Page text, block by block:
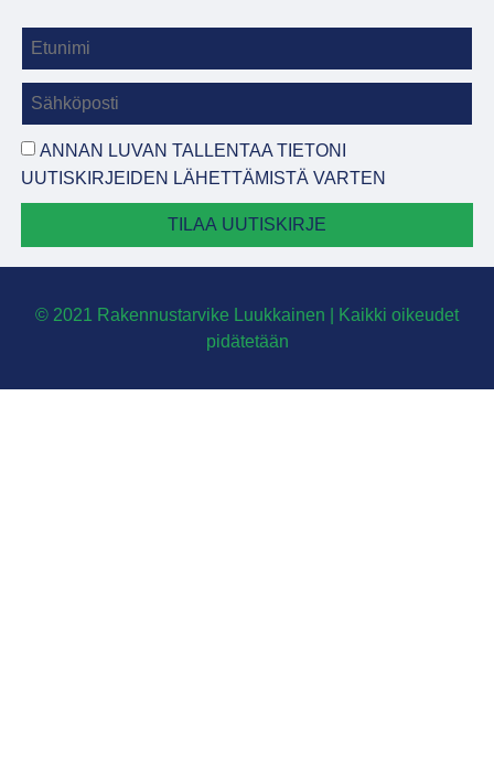
ANNAN LUVAN TALLENTAA TIETONI
UUTISKIRJEIDEN LÄHETTÄMISTÄ VARTEN
TILAA UUTISKIRJE
© 2021 Rakennustarvike Luukkainen | Kaikki oikeudet
pidätetään